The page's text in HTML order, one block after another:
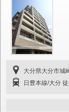
大分県大分市城
日豊本線/大分